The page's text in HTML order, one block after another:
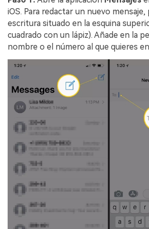
iOS.󠀲󠀡󠀥󠀦󠀡󠀨󠀧󠀦󠀨󠀳󠀰 Para redactar un nuevo
escritura situado en la esquina
cuadrado con un lápiz). Añade en la
nombre o el número al que quieres